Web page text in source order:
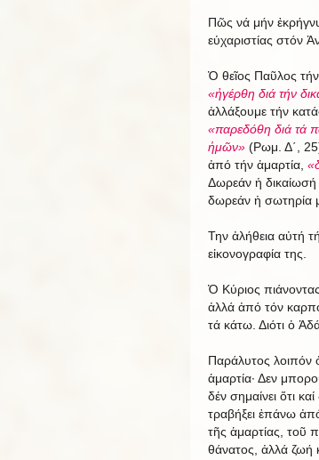
Πῶς νά μήν
εὐχαριστίας στόν
Ὁ θεῖος Παῦλος τήν
«ἠγέρθη διά τήν
ἀλλάξουμε τήν
«παρεδόθη διά τά
ἡμῶν»(Ρωμ. Δ΄, 25).
ἀπό τήν ἁμαρτία,
Δωρεάν ἡ
δωρεάν ἡ σωτηρία
Την ἀλήθεια αὐτή
εἰκονογραφία της.
Ὁ Κύριος
ἀλλά ἀπό τόν
τά κάτω. Διότι ὁ
Παράλυτος λοιπόν
ἁμαρτία· Δεν
δέν σημαίνει ὅτι
τραβήξει ἐπάνω
τῆς ἁμαρτίας, τοῦ
θάνατος, ἀλλά ζωή